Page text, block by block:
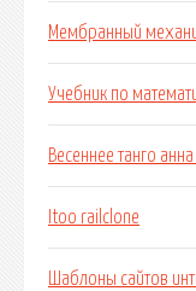
Мембранный
Учебник по
Весеннее танго
Itoo railclone
Шаблоны сайтов